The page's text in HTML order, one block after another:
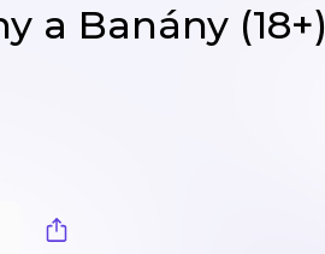
a Banány (18+)